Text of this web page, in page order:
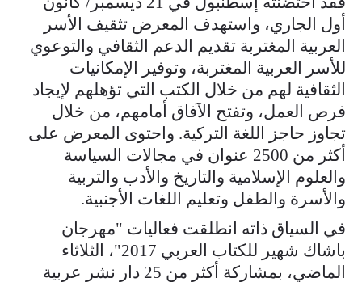
أول الجاري، واستهدف المعرض تثقيف الأسر
العربية المغتربة تقديم الدعم الثقافي والتوعوي
للأسر العربية المغتربة، وتوفير الإمكانيات
الثقافية لهم من خلال الكتب التي تؤهلهم لإيجاد
فرص العمل، وتفتح الآفاق أمامهم، من خلال
تجاوز حاجز اللغة التركية. واحتوى المعرض على
أكثر من 2500 عنوان في مجالات السياسة
والعلوم الإسلامية والتاريخ والأدب والتربية
والأسرة والطفل وتعليم اللغات الأجنبية.
في السياق ذاته انطلقت فعاليات "مهرجان
باشاك شهير للكتاب العربي 2017"، الثلاثاء
الماضي، بمشاركة أكثر من 25 دار نشر عربية